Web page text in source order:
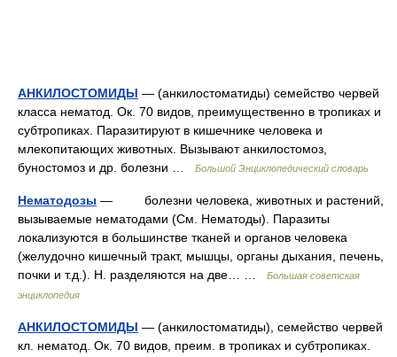
АНКИЛОСТОМИДЫ — (анкилостоматиды) семейство червей
класса нематод. Ок. 70 видов, преимущественно в тропиках и
субтропиках. Паразитируют в кишечнике человека и
млекопитающих животных. Вызывают анкилостомоз,
буностомоз и др. болезни …
Большой Энциклопедический словарь
Нематодозы — болезни человека, животных и растений,
вызываемые нематодами (См. Нематоды). Паразиты
локализуются в большинстве тканей и органов человека
(желудочно кишечный тракт, мышцы, органы дыхания, печень,
почки и т.д.). Н. разделяются на две… …
Большая советская
энциклопедия
АНКИЛОСТОМИДЫ — (анкилостоматиды), семейство червей
кл. нематод. Ок. 70 видов, преим. в тропиках и субтропиках.